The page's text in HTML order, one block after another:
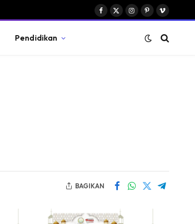
Facebook
X
Instagram
PinterestVimeo
Pendidikan
BAGIKAN